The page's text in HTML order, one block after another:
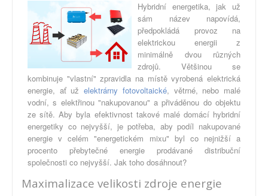
Hybridní energetika, jak už
sám název napovídá,
předpokládá provoz na
elektrickou energii z
minimálně dvou různých
zdrojů. Většinou se
kombinuje "vlastní" zpravidla na místě vyrobená elektrická
energie, ať uželektrárny fotovoltaické, větrné, nebo malé
vodní, s elektřinou "nakupovanou" a přiváděnou do objektu
ze sítě. Aby byla efektivnost takové malé domácí hybridní
energetiky co nejvyšší, je potřeba, aby podíl nakupované
energie v celém "energetickém mixu" byl co nejnižší a
procento přebytečné energie prodávané distribuční
společnosti co nejvyšší. Jak toho dosáhnout?
Maximalizace velikosti zdroje energie